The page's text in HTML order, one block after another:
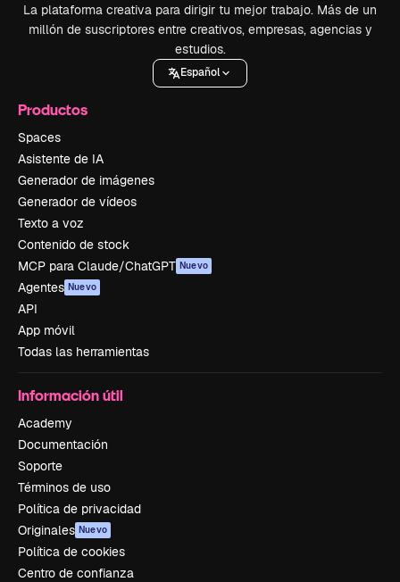
La plataforma creativa para dirigir tu mejor trabajo. Más de un
millón de suscriptores entre creativos, empresas, agencias y
estudios.
Español
Productos
Spaces
Asistente de IA
Generador de imágenes
Generador de vídeos
Texto a voz
Contenido de stock
MCP para Claude/ChatGPT Nuevo
Agentes Nuevo
API
App móvil
Todas las herramientas
Información útil
Academy
Documentación
Soporte
Términos de uso
Política de privacidad
Originales Nuevo
Política de cookies
Centro de confianza